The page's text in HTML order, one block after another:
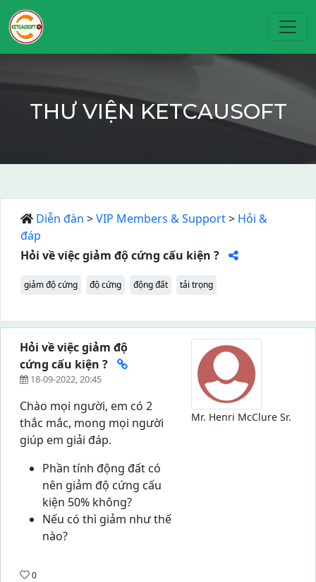
THƯ VIỆN KETCAUSOFT
Diễn đàn >VIP Members & Support> Hỏi &
đáp
Hỏi về việc giảm độ cứng cấu kiện ?
giảm độ cứng độ cứng động đất tải trọng
Hỏi về việc giảm độ
cứng cấu kiện ?
18-09-2022, 20:45
Chào mọi người, em có 2
thắc mắc, mong mọi người
giúp em giải đáp.
Phần tính động đất có
nên giảm độ cứng cấu
kiện 50% không?
Nếu có thì giảm như thế
nào?
0
Mr. Henri McClure Sr.